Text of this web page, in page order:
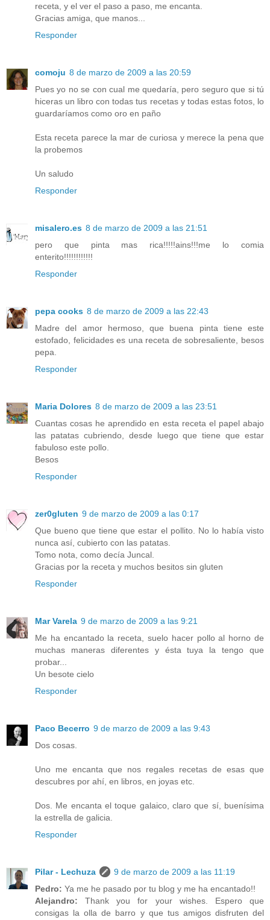
receta, y el ver el paso a paso, me encanta.
Gracias amiga, que manos...
Responder
comoju 8 de marzo de 2009 a las 20:59
Pues yo no se con cual me quedaría, pero seguro que si tú
hiceras un libro con todas tus recetas y todas estas fotos, lo
guardaríamos como oro en paño
Esta receta parece la mar de curiosa y merece la pena que
la probemos
Un saludo
Responder
misalero.es 8 de marzo de 2009 a las 21:51
pero que pinta mas rica!!!!!ains!!!me lo comia
enterito!!!!!!!!!!!!
Responder
pepa cooks 8 de marzo de 2009 a las 22:43
Madre del amor hermoso, que buena pinta tiene este
estofado, felicidades es una receta de sobresaliente, besos
pepa.
Responder
Maria Dolores 8 de marzo de 2009 a las 23:51
Cuantas cosas he aprendido en esta receta el papel abajo
las patatas cubriendo, desde luego que tiene que estar
fabuloso este pollo.
Besos
Responder
zer0gluten 9 de marzo de 2009 a las 0:17
Que bueno que tiene que estar el pollito. No lo había visto
nunca así, cubierto con las patatas.
Tomo nota, como decía Juncal.
Gracias por la receta y muchos besitos sin gluten
Responder
Mar Varela 9 de marzo de 2009 a las 9:21
Me ha encantado la receta, suelo hacer pollo al horno de
muchas maneras diferentes y ésta tuya la tengo que
probar...
Un besote cielo
Responder
Paco Becerro 9 de marzo de 2009 a las 9:43
Dos cosas.
Uno me encanta que nos regales recetas de esas que
descubres por ahí, en libros, en joyas etc.
Dos. Me encanta el toque galaico, claro que sí, buenísima
la estrella de galicia.
Responder
Pilar - Lechuza
9 de marzo de 2009 a las 11:19
Pedro: Ya me he pasado por tu blog y me ha encantado!!
Alejandro: Thank you for your wishes. Espero que
consigas la olla de barro y que tus amigos disfruten del